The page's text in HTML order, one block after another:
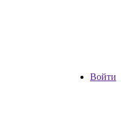
Войти